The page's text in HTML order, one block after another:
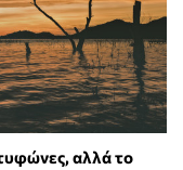
αλλά το